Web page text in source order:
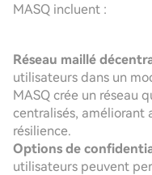
MASQ incluent :
Réseau maillé
utilisateurs dans un
MASQ crée un réseau
centralisés, améliorant
résilience.
Options de
utilisateurs peuvent